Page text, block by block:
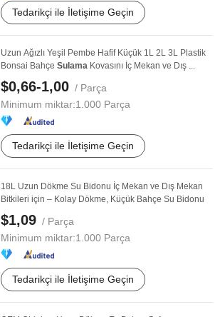
Tedarikçi ile İletişime Geçin
Uzun Ağızlı Yeşil Pembe Hafif Küçük 1L 2L 3L Plastik
Bonsai Bahçe Sulama Kovasını İç Mekan ve Dış ...
$0,66-1,00 / Parça
Minimum miktar:1.000 Parça
Tedarikçi ile İletişime Geçin
18L Uzun Dökme Su Bidonu İç Mekan ve Dış Mekan
Bitkileri için – Kolay Dökme, Küçük Bahçe Su Bidonu
$1,09 / Parça
Minimum miktar:1.000 Parça
Tedarikçi ile İletişime Geçin